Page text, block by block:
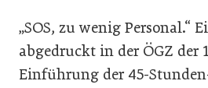
„SOS, zu wenig Personal.“
abgedruckt in der ÖGZ der
Einführung der 45-